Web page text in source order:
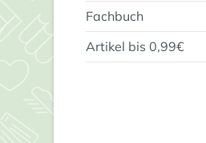
Fachbuch
Artikel bis 0,99€